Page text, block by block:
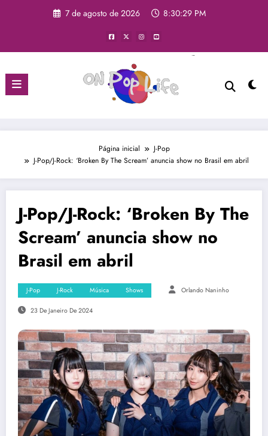
7 de agosto de 2026 8:30:30 PM
Página inicial
J-Pop
J-Pop/J-Rock: ‘Broken By The Scream’ anuncia show no Brasil em abril
J-Pop/J-Rock: ‘Broken By The
Scream’ anuncia show no
Brasil em abril
J-Pop J-Rock Música Shows Orlando Naninho
23 De Janeiro De 2024